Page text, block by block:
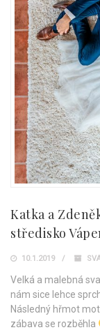
Katka a
středisko
10.1.2019
Velká a malebná
nám sice lehce
Následný hřmot
zábava se rozběhla